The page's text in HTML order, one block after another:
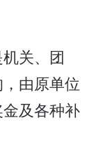
关、团
由原单位
及各种补